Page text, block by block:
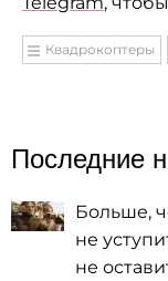
Квадрокоптеры
Последние
Больше,
не
не